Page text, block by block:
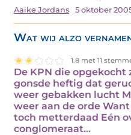
Aaike Jordans 5 oktober
Wat wij alzo
1.8 met 11
De KPN die opgekocht
gonsde heftig dat
weer gebakken lucht
weer aan de orde
toch metterdaad Eén
conglomeraat…